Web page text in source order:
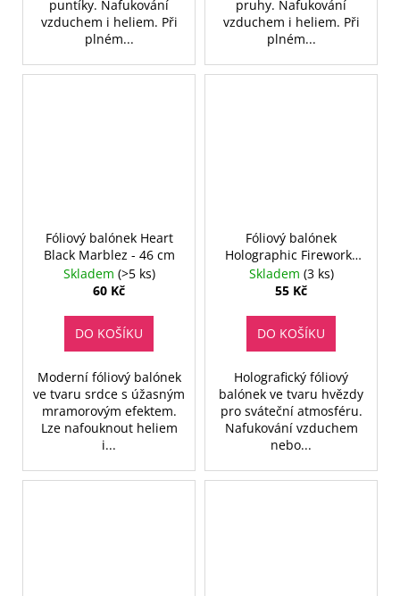
puntíky. Nafukování
vzduchem i heliem. Při
plném...
pruhy. Nafukování
vzduchem i heliem. Při
plném...
Fóliový balónek Heart
Black Marblez - 46 cm
Skladem (>5 ks)
60 Kč
DO KOŠÍKU
Moderní fóliový balónek
ve tvaru srdce s úžasným
mramorovým efektem.
Lze nafouknout heliem
i...
Fóliový balónek
Holographic Fireworks
Star - 48 cm
Skladem (3 ks)
55 Kč
DO KOŠÍKU
Holografický fóliový
balónek ve tvaru hvězdy
pro sváteční atmosféru.
Nafukování vzduchem
nebo...